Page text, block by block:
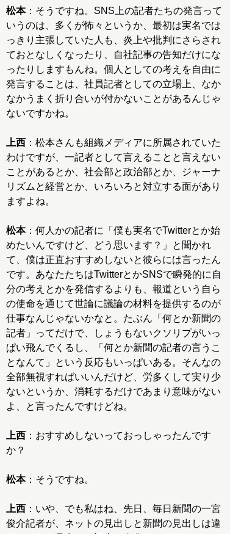
松本：そうですね。SNS上の記者たちの発言って
いうのは、多くが怖々というか、最初は実名では
っきり主張していた人も、炎上や批判にさらされ
ておとなしくなったり、自社記事の告知だけにな
ったりしますもんね。個人としての考えを自由に
発言することは、社員記者としての立場上、なか
なかうまく折り合いが付かないことがあるんじゃ
ないですかね。
上西 ：松本さんも組織メディアに所属されていた
わけですが、一記者として言えることと言えない
ことがあるとか、社会部と政治部とか、ジャーナ
リズムと経営とか、いろいろと対立する面があり
ますよね。
松本：何人かの記者に「僕も実名でTwitterとか始
めたいんですけど、どう思います？」と聞かれ
て、僕は正直おすすめしないと彼らには言ったん
です。あなたたちはTwitterとかSNSで瞬発的に自
分の考えとかを発信するよりも、報道という自ら
の使命を通じて世論に議論の材料を提供するのが
仕事なんじゃないかなと。たぶん「何とか新聞の
記者」ってだけで、しょうもないクソリプがいっ
ぱい飛んでくるし、「何とか新聞の記者の言うこ
となんて」という反応もいっぱいある。そんなの
全部無視すればいいんだけど、労多くして実り少
ないというか、消耗するだけであまり意味がない
よ、と言ったんですけどね。
上西 ：おすすめしないっておっしゃったんです
か？
松本：そうですね。
上西 ：いや、でも私はね、先日、毎日新聞の一宮
俊介記者が、ネットの見出しと新聞の見出しは違